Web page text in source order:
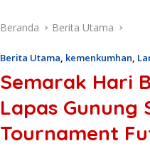
Beranda Berita Utama
Berita Utama, kemenkumhan,
Semarak Hari
Lapas Gunung
Tournament